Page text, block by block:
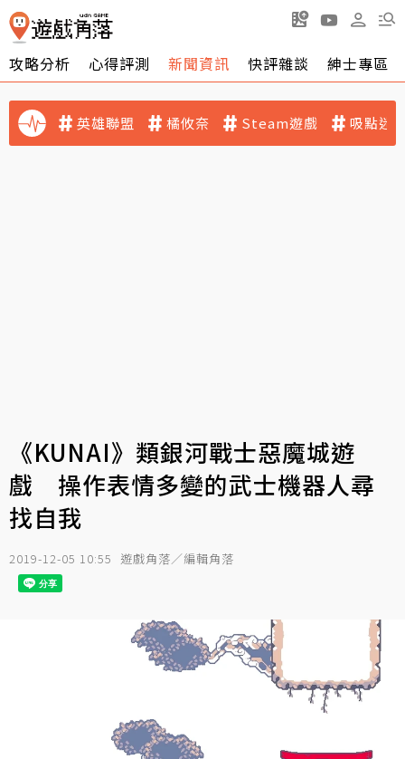
攻略分析 心得評測 新聞資訊 快評雜談 紳士專區
英雄聯盟 橘攸奈 Steam遊戲 吸點迷
《KUNAI》類銀河戰士惡魔城遊
戲 操作表情多變的武士機器人尋
找自我
2019-12-05 10:55 遊戲角落／編輯角落